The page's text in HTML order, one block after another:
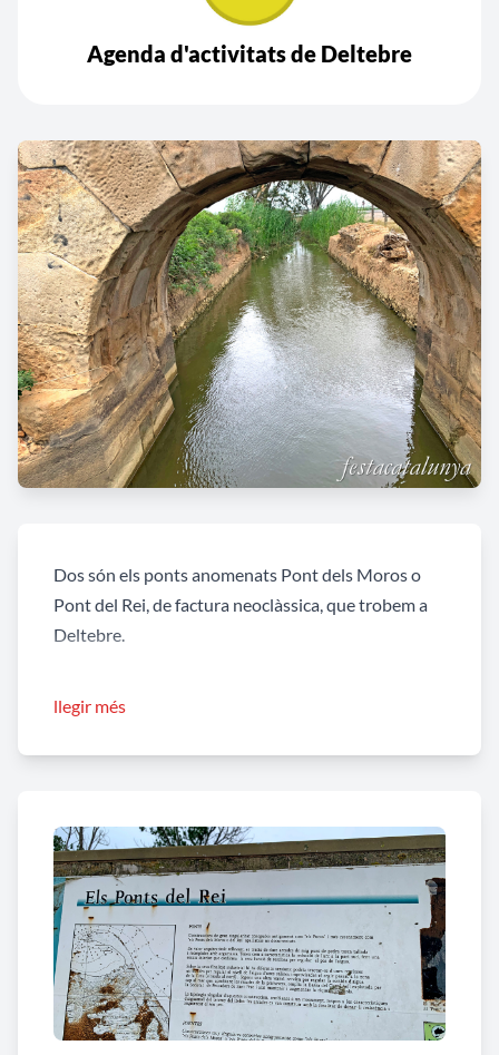
Agenda d'activitats de Deltebre
Dos són els ponts anomenats Pont dels Moros o
Pont del Rei, de factura neoclàssica, que trobem a
Deltebre.
amb còdols i argamassa. Segurament tenia àtic o
canal de navegació -a semblança del canal dels
Alfacs- o bé per regular l'aigua d'unes salines. L'any
2002 va ser traslladat de lloc i reconstruït a la
rotonda d'entrada de la urbanització Riumar.
ElPont dels Moros IIés un pont situat sobre un
canal, té la forma d'un arc de triomf de un sol vano
llegir més